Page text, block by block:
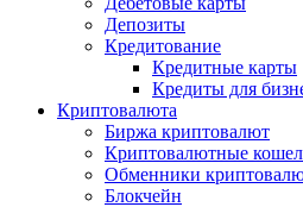
Депозиты
Кредитование
Кредитные карты
Кредиты для
Криптовалюта
Биржа криптовалют
Криптовалютные
Обменники
Блокчейн